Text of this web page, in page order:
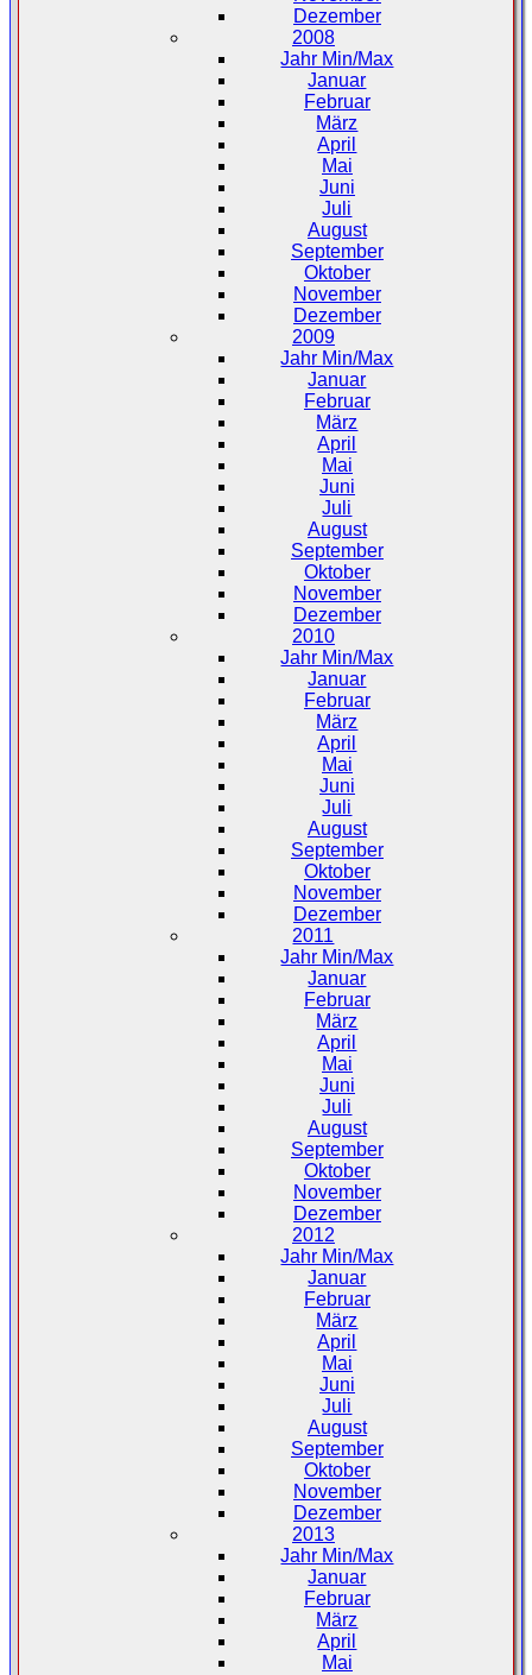
Dezember
2008
Jahr Min/Max
Januar
Februar
März
April
Mai
Juni
Juli
August
September
Oktober
November
Dezember
2009
Jahr Min/Max
Januar
Februar
März
April
Mai
Juni
Juli
August
September
Oktober
November
Dezember
2010
Jahr Min/Max
Januar
Februar
März
April
Mai
Juni
Juli
August
September
Oktober
November
Dezember
2011
Jahr Min/Max
Januar
Februar
März
April
Mai
Juni
Juli
August
September
Oktober
November
Dezember
2012
Jahr Min/Max
Januar
Februar
März
April
Mai
Juni
Juli
August
September
Oktober
November
Dezember
2013
Jahr Min/Max
Januar
Februar
März
April
Mai